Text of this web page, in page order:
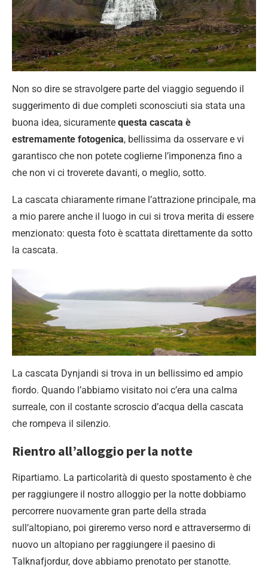
Non so dire se stravolgere parte del viaggio seguendo il
suggerimento di due completi sconosciuti sia stata una
buona idea, sicuramente questa cascata è
estremamente fotogenica, bellissima da osservare e vi
garantisco che non potete coglierne l’imponenza fino a
che non vi ci troverete davanti, o meglio, sotto.
La cascata chiaramente rimane l’attrazione principale, ma
a mio parere anche il luogo in cui si trova merita di essere
menzionato: questa foto è scattata direttamente da sotto
la cascata.
La cascata Dynjandi si trova in un bellissimo ed ampio
fiordo. Quando l’abbiamo visitato noi c’era una calma
surreale, con il costante scroscio d’acqua della cascata
che rompeva il silenzio.
Rientro all’alloggio per la notte
Ripartiamo. La particolarità di questo spostamento è che
per raggiungere il nostro alloggio per la notte dobbiamo
percorrere nuovamente gran parte della strada
sull’altopiano, poi gireremo verso nord e attraversermo di
nuovo un altopiano per raggiungere il paesino di
Talknafjordur, dove abbiamo prenotato per stanotte.